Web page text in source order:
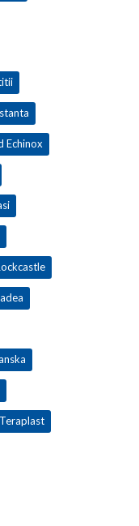
Echinox
Teraplast